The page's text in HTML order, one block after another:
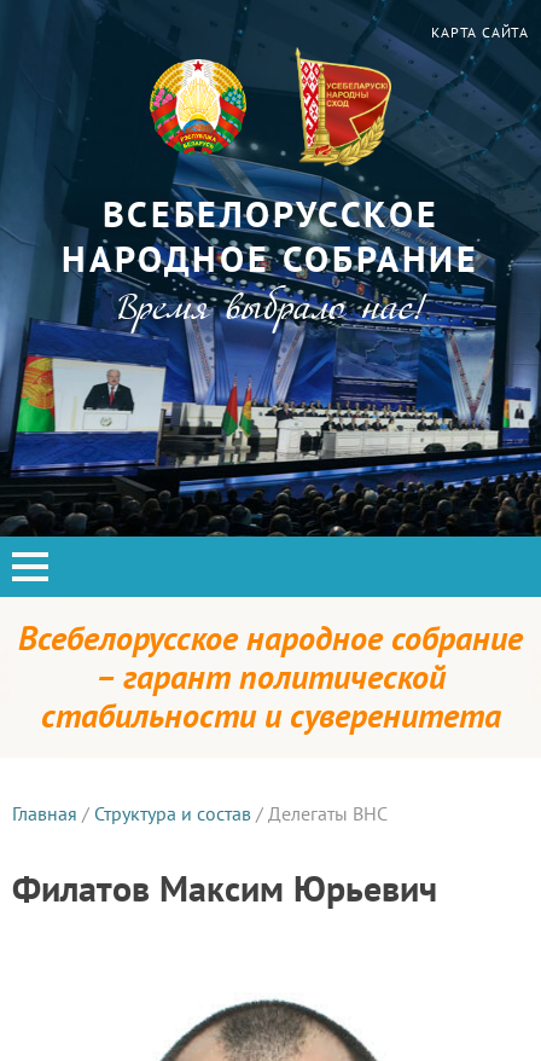
КАРТА САЙТА
ВСЕБЕЛОРУССКОЕ
НАРОДНОЕ СОБРАНИЕ
Время выбрало нас!
Всебелорусское народное собрание
– гарант политической
стабильности и суверенитета
Главная / Структура и состав / Делегаты ВНС
Филатов Максим Юрьевич